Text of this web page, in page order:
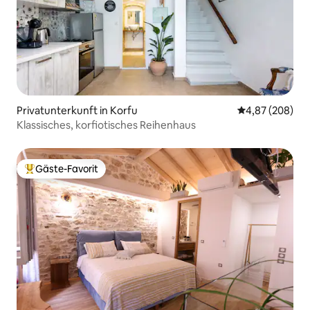
Privatunterkunft in Korfu
4,87 (208)
Klassisches, korfiotisches Reihenhaus
Beliebter Gäste-Favorit.
Gäste-Favorit